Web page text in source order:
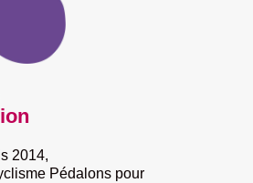
2014,
Pédalons pour